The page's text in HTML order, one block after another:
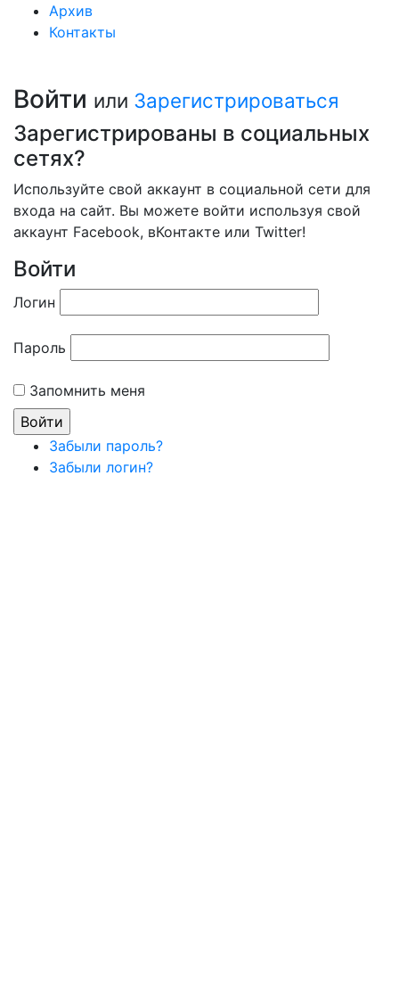
Архив
Контакты
Войти или Зарегистрироваться
Зарегистрированы в социальных
сетях?
Используйте свой аккаунт в социальной сети для
входа на сайт. Вы можете войти используя свой
аккаунт Facebook, вКонтакте или Twitter!
Войти
Логин
Пароль
Запомнить меня
Забыли пароль?
Забыли логин?